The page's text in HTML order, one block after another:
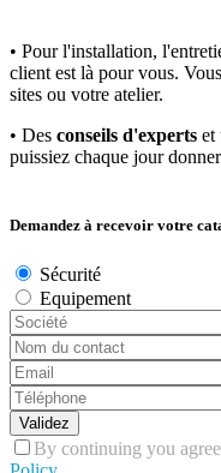
• Pour l'installation,
client est là pour vous.
sites ou votre atelier.
• Des conseils d'experts et
puissiez chaque jour
Demandez à recevoir votre
Sécurité
Equipement
Validez
By continuing you